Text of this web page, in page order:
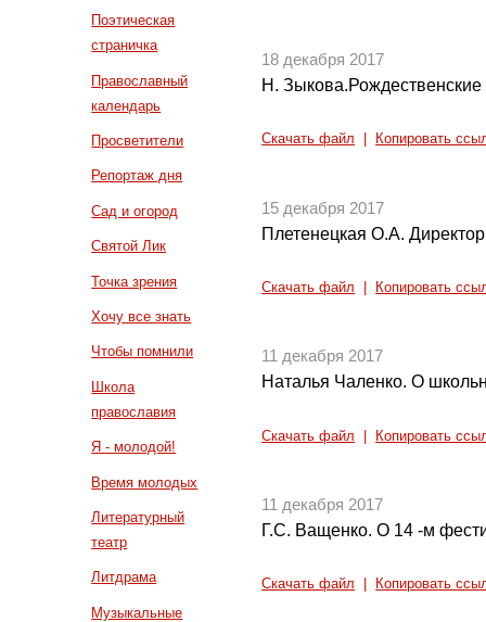
Поэтическая
страничка
Православный
календарь
Просветители
Репортаж дня
Сад и огород
Святой Лик
Точка зрения
Хочу все знать
Чтобы помнили
Школа
православия
Я - молодой!
Время молодых
Литературный
театр
Литдрама
Музыкальные
18 декабря 2017
Н. Зыкова.Рождественские
Скачать файл Копировать
15 декабря 2017
Плетенецкая О.А.
Скачать файл Копировать
11 декабря 2017
Наталья Чаленко. О
Скачать файл Копировать
11 декабря 2017
Г.С. Ващенко. О 14 -м
Скачать файл Копировать